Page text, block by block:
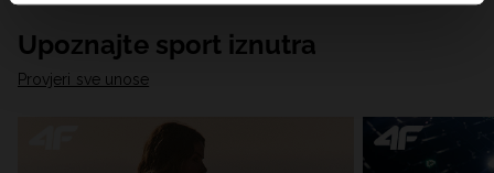
Upoznajte sport iznutra
Provjeri sve unose